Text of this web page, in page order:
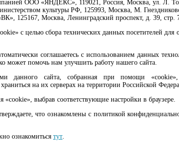
клавиши Ctrl+Enter или ссылку ниже
система, 6+
ООО «ЯНДЕКС», 119021, Россия, Москва, ул. Л.
культуры РФ, 125993, Москва, М.
125167, Москва, Ленинградский проспект, д. 39, стр.
с целью сбора технических данных посетителей для
соглашаетесь с использованием данных
может помочь нам улучшить работу нашего сайта.
данного сайта, собранная при помощи «cookie»,
на их серверах на территории Российской
«cookie», выбрав соответствующие настройки в браузере.
что ознакомлены с политикой
ознакомиться тут.